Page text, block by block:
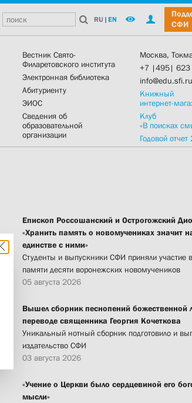
RU | EN
СФИ
Вестник Свято-
Филаретовского института
Электронная библиотека
Абитуриенту
ЭИОС
Сведения об
образовательной
организации
Москва,
+7 |495| 623
info@edu.sfi.ru
Книжный
интернет-
Клуб
«В поисках
Годовой
Епископ Россошанский и Острогожский
«Хранить память о новомучениках значит
единстве с ними»
Студенты и выпускники СФИ приняли участие
памяти десяти воронежских новомучеников
05 августа 2026
Вышел сборник песнопений божественной
переводе священника Георгия Кочеткова
Уникальный нотный сборник подготовило и
издательство СФИ
03 августа 2026
«Учение о Церкви было сердцевиной его
мысли»